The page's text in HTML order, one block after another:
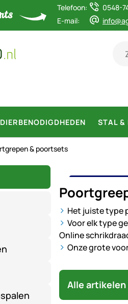
Telefoon:
0548-
E-mail:
DIERBENODIGDHEDEN STAL &
& poortsets
Het juiste type
Voor elk type
Online
Onze grote
Alle